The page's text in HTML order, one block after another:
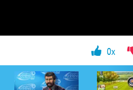
0x